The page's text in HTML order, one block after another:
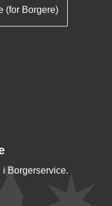
(for Borgere)
Borgerservice.